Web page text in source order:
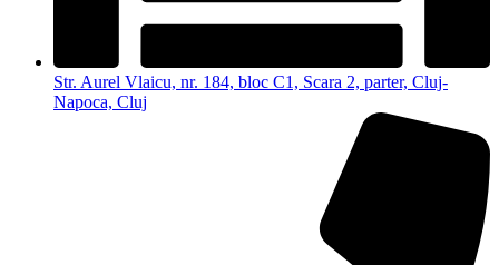
Str. Aurel Vlaicu, nr. 184, bloc C1, Scara 2, parter, Cluj-
Napoca, Cluj